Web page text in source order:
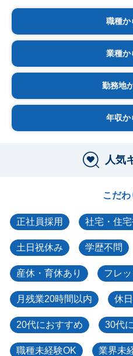
職種か
業種か
勤務地
年収か
人気
こだ
正社員採用 社宅・住
土日祝休み 学歴不問
産休・育休あり フレ
月残業20時間以内 休
20代におすすめ 30代
職種未経験OK 業界未